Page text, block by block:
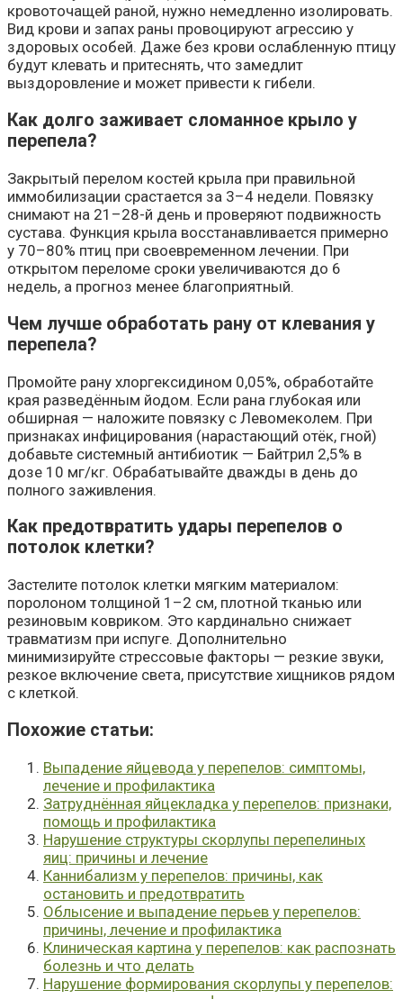
кровоточащей раной, нужно немедленно изолировать.
Вид крови и запах раны провоцируют агрессию у
здоровых особей. Даже без крови ослабленную птицу
будут клевать и притеснять, что замедлит
выздоровление и может привести к гибели.
Как долго заживает сломанное крыло у
перепела?
Закрытый перелом костей крыла при правильной
иммобилизации срастается за 3–4 недели. Повязку
снимают на 21–28-й день и проверяют подвижность
сустава. Функция крыла восстанавливается примерно
у 70–80% птиц при своевременном лечении. При
открытом переломе сроки увеличиваются до 6
недель, а прогноз менее благоприятный.
Чем лучше обработать рану от клевания у
перепела?
Промойте рану хлоргексидином 0,05%, обработайте
края разведённым йодом. Если рана глубокая или
обширная — наложите повязку с Левомеколем. При
признаках инфицирования (нарастающий отёк, гной)
добавьте системный антибиотик — Байтрил 2,5% в
дозе 10 мг/кг. Обрабатывайте дважды в день до
полного заживления.
Как предотвратить удары перепелов о
потолок клетки?
Застелите потолок клетки мягким материалом:
поролоном толщиной 1–2 см, плотной тканью или
резиновым ковриком. Это кардинально снижает
травматизм при испуге. Дополнительно
минимизируйте стрессовые факторы — резкие звуки,
резкое включение света, присутствие хищников рядом
с клеткой.
Похожие cтатьи:
Выпадение яйцевода у перепелов: симптомы,
лечение и профилактика
Затруднённая яйцекладка у перепелов: признаки,
помощь и профилактика
Нарушение структуры скорлупы перепелиных
яиц: причины и лечение
Каннибализм у перепелов: причины, как
остановить и предотвратить
Облысение и выпадение перьев у перепелов:
причины, лечение и профилактика
Клиническая картина у перепелов: как распознать
болезнь и что делать
Нарушение формирования скорлупы у перепелов: